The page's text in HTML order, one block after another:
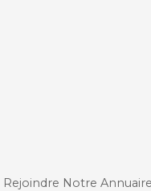
Rejoindre Notre